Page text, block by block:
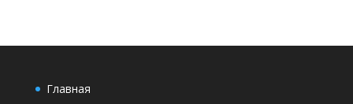
Главная